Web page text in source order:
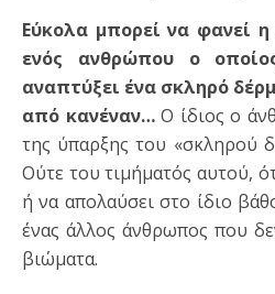
Εύκολα μπορεί να φανεί
ενός ανθρώπου ο
αναπτύξει ένα σκληρό
από κανέναν…Ο ίδιος ο
της ύπαρξης του «σκληρού
Ούτε του τιμήματός αυτού,
ή να απολαύσει στο ίδιο
ένας άλλος άνθρωπος που
βιώματα.